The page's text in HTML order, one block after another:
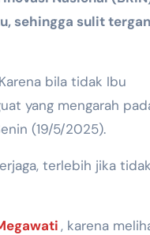
sehingga sulit
bila tidak Ibu
yang mengarah
(19/5/2025).
terlebih jika
, karena